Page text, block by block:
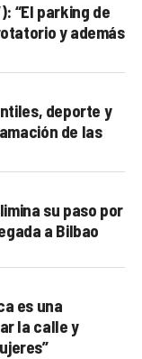
“El parking de
y además
deporte y
de las
su paso por
a Bilbao
es una
la calle y